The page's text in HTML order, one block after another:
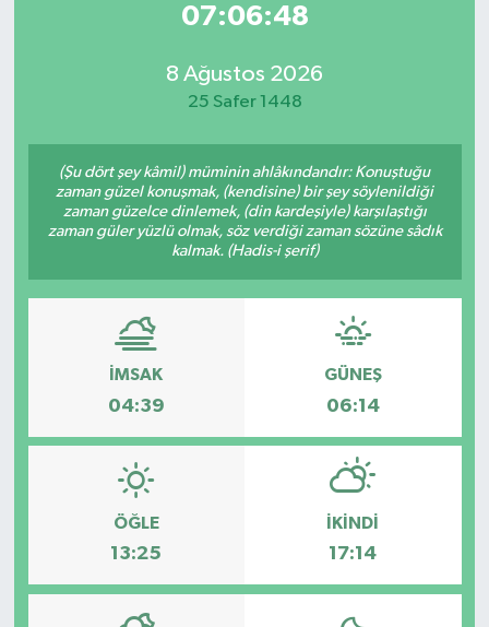
07:06:48
8 Ağustos 2026
25 Safer 1448
(Şu dört şey kâmil) müminin ahlâkındandır: Konuştuğu
zaman güzel konuşmak, (kendisine) bir şey söylenildiği
zaman güzelce dinlemek, (din kardeşiyle) karşılaştığı
zaman güler yüzlü olmak, söz verdiği zaman sözüne sâdık
kalmak. (Hadis-i şerif)
İMSAK
04:39
GÜNEŞ
06:14
ÖĞLE
13:25
İKINDI
17:14
Son Dakika Haberleri